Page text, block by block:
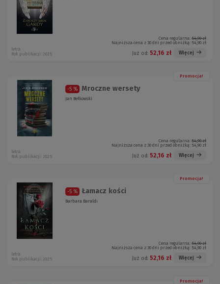
Cena regularna: 54,90 zł
Najniższa cena z 30 dni przed obniżką: 54,90 zł
Już od: 52,16 zł Więcej
letra
Rok publikacji: 2025
Promocja!
-5 % Mroczne wersety
Jan Bełkowski
Cena regularna: 54,90 zł
Najniższa cena z 30 dni przed obniżką: 54,90 zł
Już od: 52,16 zł Więcej
letra
Rok publikacji: 2025
Promocja!
-5 % Łamacz kości
Barbara Baraldi
Cena regularna: 54,90 zł
Najniższa cena z 30 dni przed obniżką: 54,90 zł
Już od: 52,16 zł Więcej
letra
Rok publikacji: 2025
Promocja!